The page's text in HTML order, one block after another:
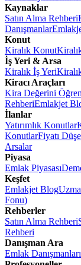
Kaynaklar
Satın Alma Rehberi
Danışmanlar
Konut
Kiralık Konut
İş Yeri & Arsa
Kiralık İş Yeri
Kiracı Araçları
Kira Değerini Öğren
RehberiEmlakjet
İlanlar
Yatırımlık Konutlar
KonutlarFiyatı
Arsalar
Piyasa
Emlak Piyasası
Keşfet
Emlakjet Blog
Fonu)
Rehberler
Satın Alma Rehberi
Rehberi
Danışman Ara
Emlak Danışmanları